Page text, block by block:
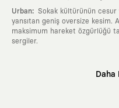
Urban: Sokak kültürünün cesur
yansıtan geniş oversize kesim.
maksimum hareket özgürlüğü
sergiler.
Daha